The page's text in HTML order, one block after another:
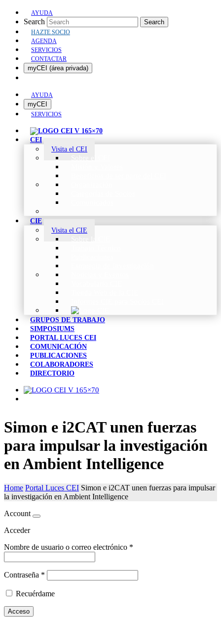
AYUDA
Search Search
HAZTE SOCIO
AGENDA
SERVICIOS
CONTACTAR
myCEI (área privada)
AYUDA
myCEI
SERVICIOS
CEI
Visita el CEI
CIE
Visita el CIE
GRUPOS DE TRABAJO
SIMPOSIUMS
PORTAL LUCES CEI
COMUNICACIÓN
PUBLICACIONES
COLABORADORES
DIRECTORIO
Simon e i2CAT unen fuerzas
para impulsar la investigación
en Ambient Intelligence
Home Portal Luces CEI Simon e i2CAT unen fuerzas para impulsar
la investigación en Ambient Intelligence
Account
Acceder
Nombre de usuario o correo electrónico *
Contraseña *
Recuérdame
Acceso